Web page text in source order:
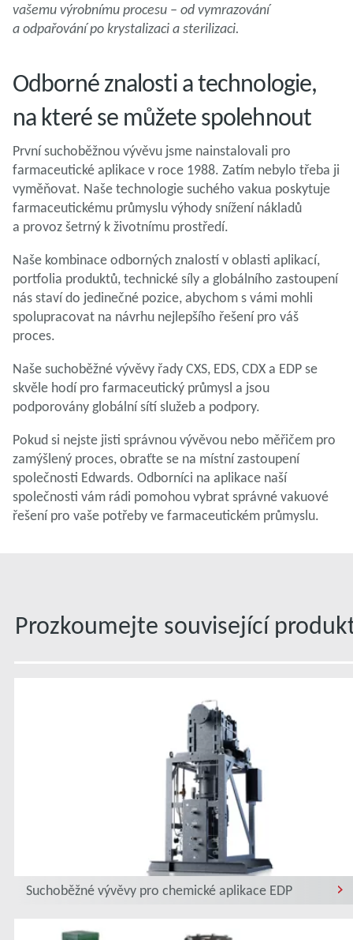
vašemu výrobnímu procesu – od vymrazování
a odpařování po krystalizaci a sterilizaci.
Odborné znalosti a technologie,
na které se můžete spolehnout
První suchoběžnou vývěvu jsme nainstalovali pro
farmaceutické aplikace v roce 1988. Zatím nebylo třeba ji
vyměňovat. Naše technologie suchého vakua poskytuje
farmaceutickému průmyslu výhody snížení nákladů
a provoz šetrný k životnímu prostředí.
Naše kombinace odborných znalostí v oblasti aplikací,
portfolia produktů, technické síly a globálního zastoupení
nás staví do jedinečné pozice, abychom s vámi mohli
spolupracovat na návrhu nejlepšího řešení pro váš
proces.
Naše suchoběžné vývěvy řady CXS, EDS, CDX a EDP se
skvěle hodí pro farmaceutický průmysl a jsou
podporovány globální sítí služeb a podpory.
Pokud si nejste jisti správnou vývěvou nebo měřičem pro
zamýšlený proces, obraťte se na místní zastoupení
společnosti Edwards. Odborníci na aplikace naší
společnosti vám rádi pomohou vybrat správné vakuové
řešení pro vaše potřeby ve farmaceutickém průmyslu.
Prozkoumejte související
Suchoběžné vývěvy pro chemické aplikace EDP